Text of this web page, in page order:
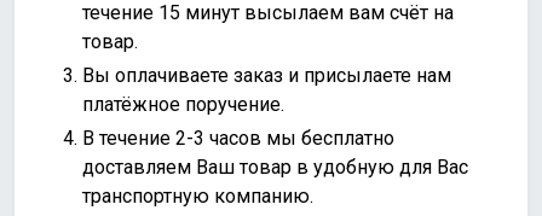
течение 15 минут высылаем вам счёт на
товар.
Вы оплачиваете заказ и присылаете нам
платёжное поручение.
В течение 2-3 часов мы бесплатно
доставляем Ваш товар в удобную для Вас
транспортную компанию.